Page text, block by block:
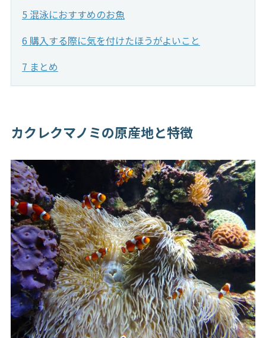
5 混泳におすすめのお魚
6 購入する際に気を付けたほうがよいこと
7 まとめ
カクレクマノミの原産地と特徴